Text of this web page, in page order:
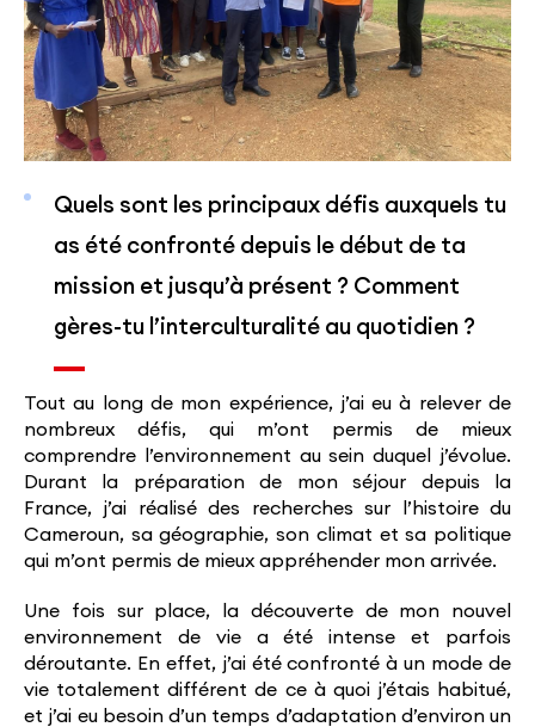
Quels sont les principaux défis auxquels tu
as été confronté depuis le début de ta
mission et jusqu’à présent ? Comment
gères-tu l’interculturalité au quotidien ?
Tout au long de mon expérience, j’ai eu à relever de
nombreux défis, qui m’ont permis de mieux
comprendre l’environnement au sein duquel j’évolue.
Durant la préparation de mon séjour depuis la
France, j’ai réalisé des recherches sur l’histoire du
Cameroun, sa géographie, son climat et sa politique
qui m’ont permis de mieux appréhender mon arrivée.
Une fois sur place, la découverte de mon nouvel
environnement de vie a été intense et parfois
déroutante. En effet, j’ai été confronté à un mode de
vie totalement différent de ce à quoi j’étais habitué,
et j’ai eu besoin d’un temps d’adaptation d’environ un